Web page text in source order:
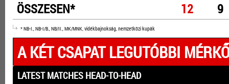
ÖSSZESEN* 12 9
* NB-I., NB-I/B., NB/II., MK/MNK, vidékbajnokság, nemzetközi kupák
A KÉT CSAPAT LEGUTÓBBI
LATEST MATCHES HEAD-TO-HEAD